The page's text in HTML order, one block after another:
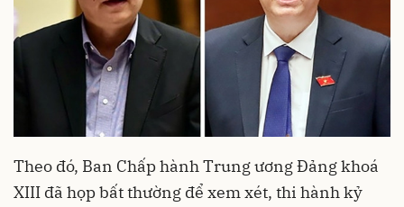
Theo đó, Ban Chấp hành Trung ương Đảng khoá
XIII đã họp bất thường để xem xét, thi hành kỷ